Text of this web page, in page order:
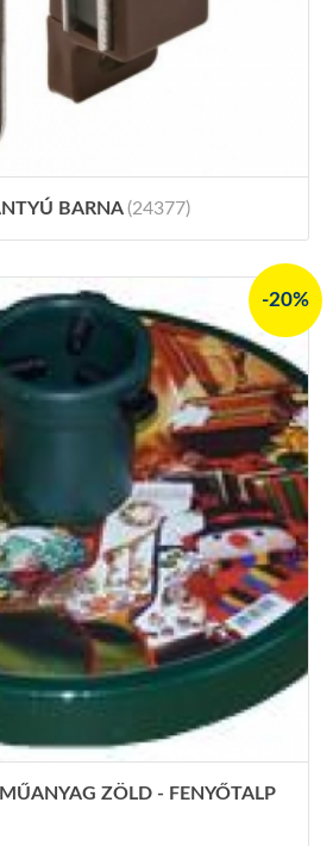
BARNA(24377)
-20%
ZÖLD - FENYŐTALP